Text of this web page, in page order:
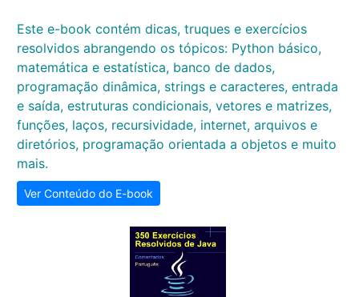
Este e-book contém dicas, truques e exercícios
resolvidos abrangendo os tópicos: Python básico,
matemática e estatística, banco de dados,
programação dinâmica, strings e caracteres, entrada
e saída, estruturas condicionais, vetores e matrizes,
funções, laços, recursividade, internet, arquivos e
diretórios, programação orientada a objetos e muito
mais.
Ver Conteúdo do E-book